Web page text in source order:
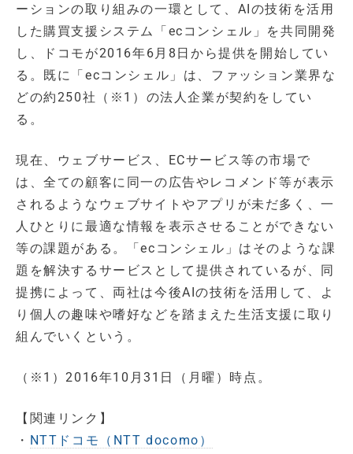
ーションの取り組みの一環として、AIの技術を活用
した購買支援システム「ecコンシェル」を共同開発
し、ドコモが2016年6月8日から提供を開始してい
る。既に「ecコンシェル」は、ファッション業界な
どの約250社（※1）の法人企業が契約をしてい
る。
現在、ウェブサービス、ECサービス等の市場で
は、全ての顧客に同一の広告やレコメンド等が表示
されるようなウェブサイトやアプリが未だ多く、一
人ひとりに最適な情報を表示させることができない
等の課題がある。「ecコンシェル」はそのような課
題を解決するサービスとして提供されているが、同
提携によって、両社は今後AIの技術を活用して、よ
り個人の趣味や嗜好などを踏まえた生活支援に取り
組んでいくという。
（※1）2016年10月31日（月曜）時点。
【関連リンク】
・ NTTドコモ（NTT docomo）